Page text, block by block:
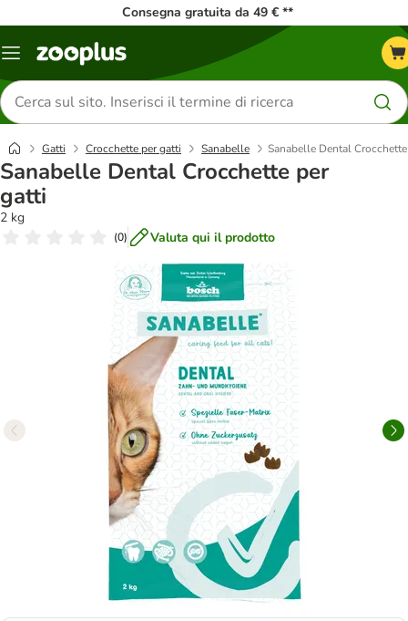
Consegna gratuita da 49 € **
Overview
Cerca
prodotti
Gatti Crocchette per gatti Sanabelle Sanabelle Dental
Sanabelle Dental Crocchette per
gatti
2 kg
(0) Valuta qui il prodotto